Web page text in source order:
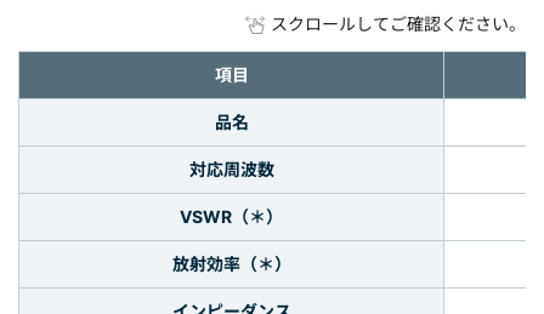
スクロールしてご確認ください。
項目
品名
対応周波数
VSWR（＊）
放射効率（＊）